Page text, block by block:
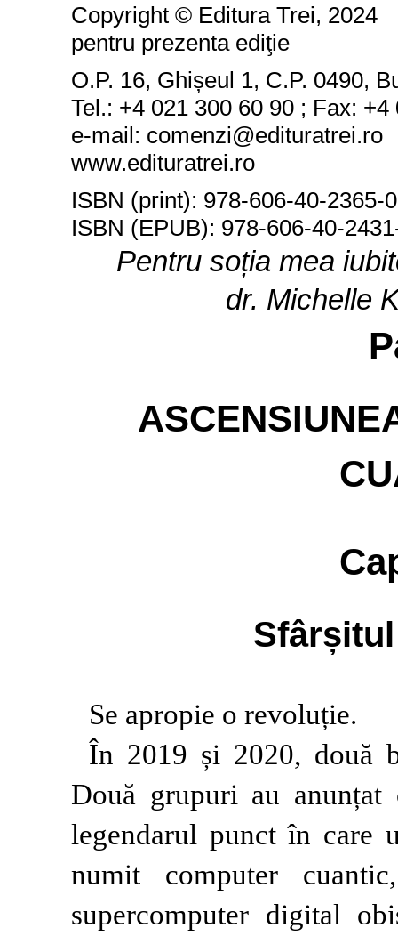
Copyright © Editura Trei, 2024
pentru prezenta ediţie
O.P. 16, Ghișeul 1, C.P. 0490,
Tel.: +4 021 300 60 90 ; Fax: +4
e-mail: comenzi@edituratrei.ro
www.edituratrei.ro
ISBN (print): 978-606-40-2365-0
ISBN (EPUB): 978-606-40-
Pentru soția mea
dr. Michelle
Se apropie o revoluție.
În 2019 și 2020, două
Două grupuri au anunțat
legendarul punct în care
numit computer
supercomputer digital